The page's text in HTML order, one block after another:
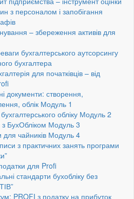
з персоналом і запобігання
– збереження активів для
бухгалтерського аутсорсингу
бухгалтера
для початківців – від
документи: створення,
облік Модуль 1
обліку Модуль 2
БухОбліком Модуль 3
для чайників Модуль 4
з практичних занять програми
для Profi
стандарти бухобліку без
PROFI з податку на прибуток